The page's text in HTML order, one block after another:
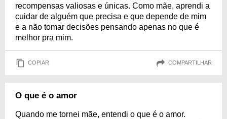
recompensas valiosas e únicas. Como mãe, aprendi a
cuidar de alguém que precisa e que depende de mim
e a não tomar decisões pensando apenas no que é
melhor pra mim.
COPIAR COMPARTILHAR
O que é o amor
Quando me tornei mãe, entendi o que é o amor.